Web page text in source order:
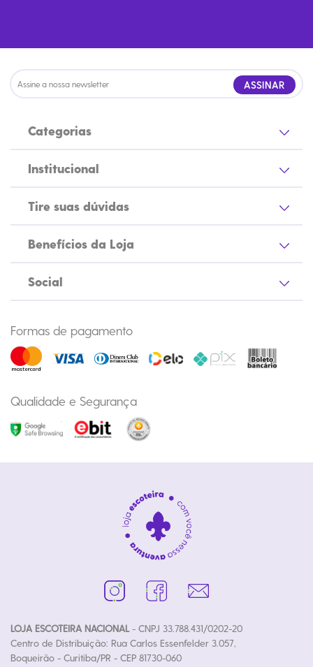
ASSINAR
Categorias
Institucional
Tire suas dúvidas
Benefícios da Loja
Social
Formas de pagamento
Qualidade e Segurança
LOJA ESCOTEIRA NACIONAL- CNPJ 33.788.431/0202-20
Centro de Distribuição: Rua Carlos Essenfelder 3.057,
Boqueirão - Curitiba/PR - CEP 81730-060